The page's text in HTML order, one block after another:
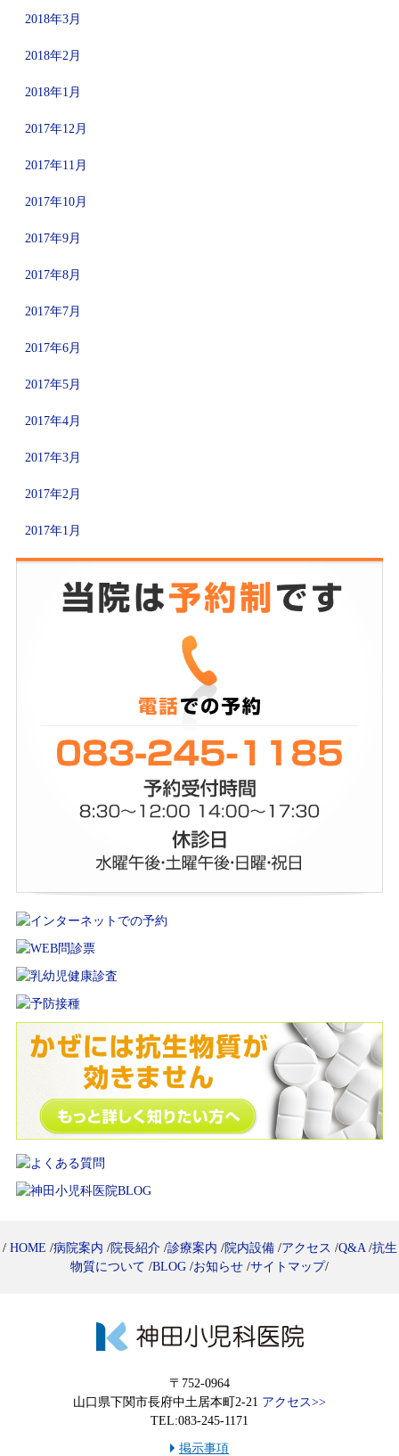
2018年3月
2018年2月
2018年1月
2017年12月
2017年11月
2017年10月
2017年9月
2017年8月
2017年7月
2017年6月
2017年5月
2017年4月
2017年3月
2017年2月
2017年1月
/ HOME /病院案内 /院長紹介/診療案内 /院内設備/アクセス /Q&A/抗生
物質について /BLOG /お知らせ /サイトマップ/
〒752-0964
山口県下関市長府中土居本町2-21 アクセス>>
TEL:083-245-1171
掲示事項